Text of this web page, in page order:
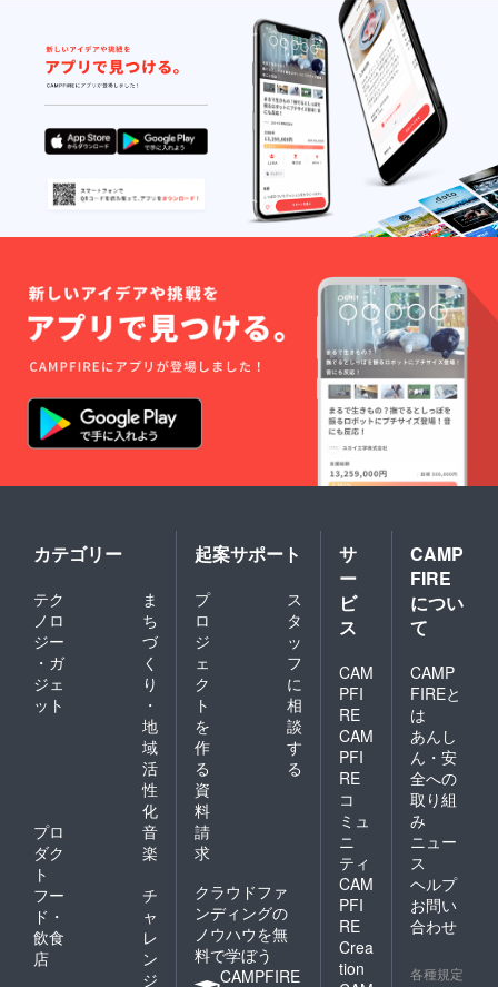
カテゴリー
テク
ノロ
ジー
・ガ
ジェ
ット
ま
ち
づ
く
り
・
地
域
活
性
化
プロ
ダク
ト
音
楽
フー
ド・
飲食
店
チ
ャ
レ
ン
ジ
起案サポート
プ
ロ
ジ
ェ
ク
ト
を
作
る
ス
タ
ッ
フ
に
相
談
す
る
資
料
請
求
クラウドファ
ンディングの
ノウハウを無
料で学ぼう
CAMPFIRE
サ
ー
ビ
ス
CAM
PFI
RE
CAM
PFI
RE
コ
ミュ
ニ
ティ
CAM
PFI
RE
Crea
tion
CAMP
FIRE
につい
て
CAMP
FIREと
は
あんし
ん・安
全への
取り組
み
ニュー
ス
ヘルプ
お問い
合わせ
各種規定